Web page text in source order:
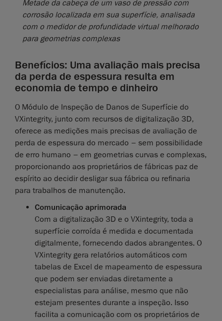
Metade da cabeça de um vaso de pressão com
corrosão localizada em sua superfície, analisada
com o medidor de profundidade virtual melhorado
para geometrias complexas
Benefícios: Uma avaliação mais precisa
da perda de espessura resulta em
economia de tempo e dinheiro
O Módulo de Inspeção de Danos de Superfície do
VXintegrity, junto com recursos de digitalização 3D,
oferece as medições mais precisas de avaliação de
perda de espessura do mercado – sem possibilidade
de erro humano – em geometrias curvas e complexas,
proporcionando aos proprietários de fábricas paz de
espírito ao decidir desligar sua fábrica ou refinaria
para trabalhos de manutenção.
Comunicação aprimorada
Com a digitalização 3D e o VXintegrity, toda a
superfície corroída é medida e documentada
digitalmente, fornecendo dados abrangentes. O
VXintegrity gera relatórios automáticos com
tabelas de Excel de mapeamento de espessura
que podem ser enviadas diretamente a
especialistas para análise, mesmo que não
estejam presentes durante a inspeção. Isso
facilita a comunicação com os proprietários de